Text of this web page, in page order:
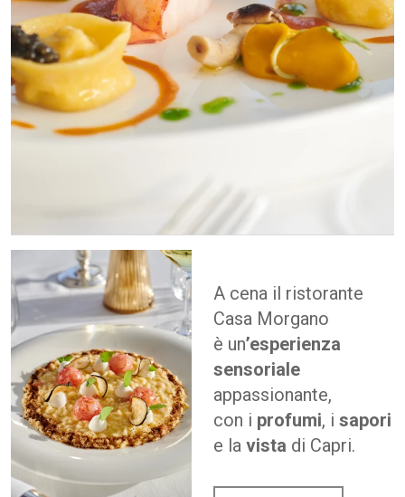
A cena il ristorante
Casa Morgano
è un’esperienza
sensoriale
appassionante,
con i profumi, i sapori
e la vista di Capri.